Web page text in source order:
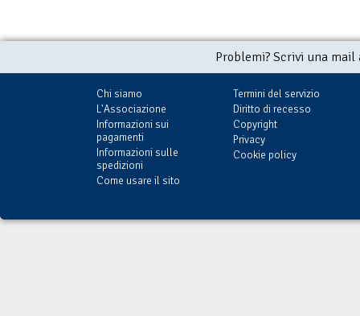
Problemi? Scrivi una
Chi siamo
L'Associazione
Informazioni sui
pagamenti
Informazioni sulle
spedizioni
Come usare il sito
Termini del servizio
Diritto di recesso
Copyright
Privacy
Cookie policy